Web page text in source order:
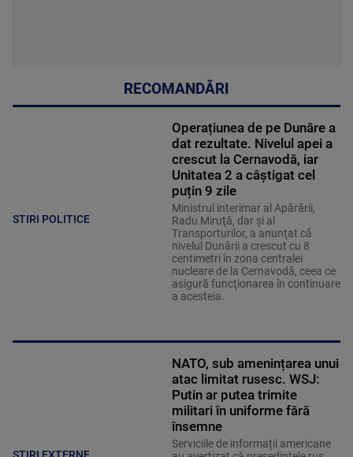
RECOMANDĂRI
STIRI POLITICE
Operațiunea de pe Dunăre a
dat rezultate. Nivelul apei a
crescut la Cernavodă, iar
Unitatea 2 a câștigat cel
puțin 9 zile
Ministrul interimar al Apărării,
Radu Miruţă, dar şi al
Transporturilor, a anunţat că
nivelul Dunării a crescut cu 8
centimetri în zona centralei
nucleare de la Cernavodă, ceea ce
asigură funcţionarea în continuare
a acesteia.
STIRI EXTERNE
NATO, sub amenințarea unui
atac limitat rusesc. WSJ:
Putin ar putea trimite
militari în uniforme fără
însemne
Serviciile de informații americane